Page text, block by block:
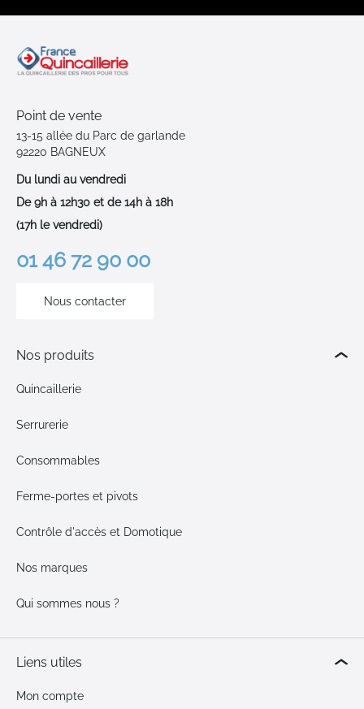
Point de vente
13-15 allée du Parc de garlande
92220 BAGNEUX
Du lundi au vendredi
De 9h à 12h30 et de 14h à 18h
(17h le vendredi)
01 46 72 90 00
Nous contacter
Nos produits
Quincaillerie
Serrurerie
Consommables
Ferme-portes et pivots
Contrôle d'accès et Domotique
Nos marques
Qui sommes nous ?
Liens utiles
Mon compte